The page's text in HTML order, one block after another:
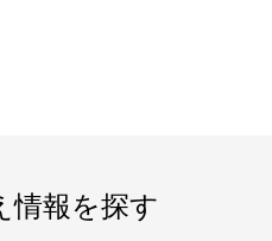
情報を探す